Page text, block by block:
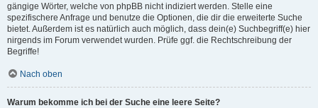
gängige Wörter, welche von phpBB nicht indiziert werden. Stelle eine
spezifischere Anfrage und benutze die Optionen, die dir die erweiterte Suche
bietet. Außerdem ist es natürlich auch möglich, dass dein(e) Suchbegriff(e) hier
nirgends im Forum verwendet wurden. Prüfe ggf. die Rechtschreibung der
Begriffe!
Nach oben
Warum bekomme ich bei der Suche eine leere Seite?